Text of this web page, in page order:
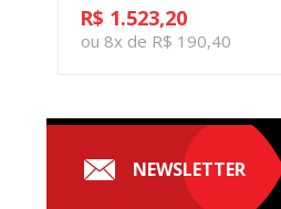
R$ 1.523,20
ou 8x de R$ 190,40
NEWSLETTER